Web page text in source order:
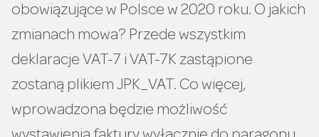
obowiązujące w Polsce w 2020 roku. O jakich
zmianach mowa? Przede wszystkim
deklaracje VAT-7 i VAT-7K zastąpione
zostaną plikiem JPK_VAT. Co więcej,
wprowadzona będzie możliwość